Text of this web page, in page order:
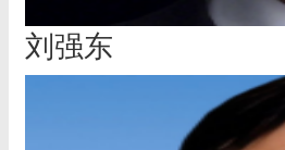
刘强东